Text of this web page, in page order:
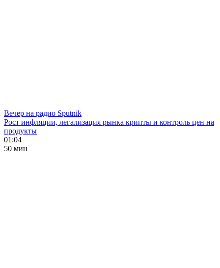
Вечер на радио Sputnik
Рост инфляции, легализация рынка крипты и контроль цен на
продукты
01:04
50 мин